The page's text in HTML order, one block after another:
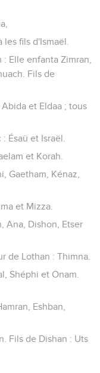
fils d'Ismaël.
Elle enfanta Zimran,
Fils de
et Eldaa ; tous
Ésaü et Israël.
et Korah.
Gaetham, Kénaz,
et Mizza.
Ana, Dishon, Etser
de Lothan : Thimna.
Shéphi et Onam.
Eshban,
Fils de Dishan : Uts